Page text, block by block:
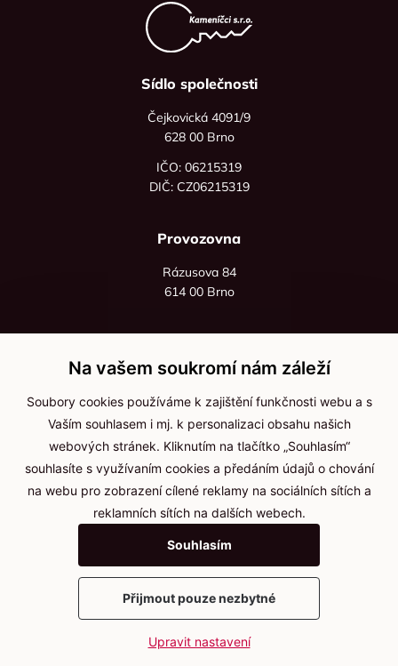
Sídlo společnosti
Čejkovická 4091/9
628 00 Brno
IČO: 06215319
DIČ: CZ06215319
Provozovna
Rázusova 84
614 00 Brno
+420 736 535 066
Po - pá: 8:00 - 16:00
info@jma-kam.cz
Důležité informace
Ochrana osobních údajů
Cookies
2025 © Kameníčci s.r.o.
VytvořilwebProgress
Na vašem soukromí nám záleží
Soubory cookies používáme k zajištění funkčnosti webu a s
Vaším souhlasem i mj. k personalizaci obsahu našich
webových stránek. Kliknutím na tlačítko „Souhlasím“
souhlasíte s využívaním cookies a předáním údajů o chování
na webu pro zobrazení cílené reklamy na sociálních sítích a
reklamních sítích na dalších webech.
Souhlasím
Přijmout pouze nezbytné
Upravit nastavení